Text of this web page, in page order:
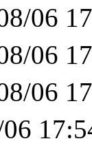
06
06
06